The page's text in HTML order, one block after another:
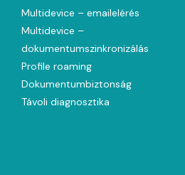
Multidevice – emailelérés
Multidevice –
dokumentumszinkronizálás
Profile roaming
Dokumentumbiztonság
Távoli diagnosztika